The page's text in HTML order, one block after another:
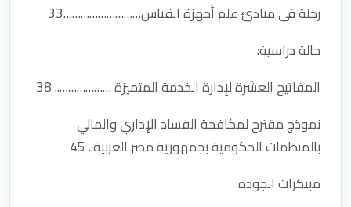
رحلة فى مبادئ علم أجهزة القياس………………………33
حالة دراسية:
المفاتيح العشرة لإدارة الخدمة المتميزة ……………….. 38
نموذج مقترح لمكافحة الفساد الإداري والمالي
بالمنظمات الحكومية بجمهورية مصر العربية.. 45
مبتكرات الجودة: